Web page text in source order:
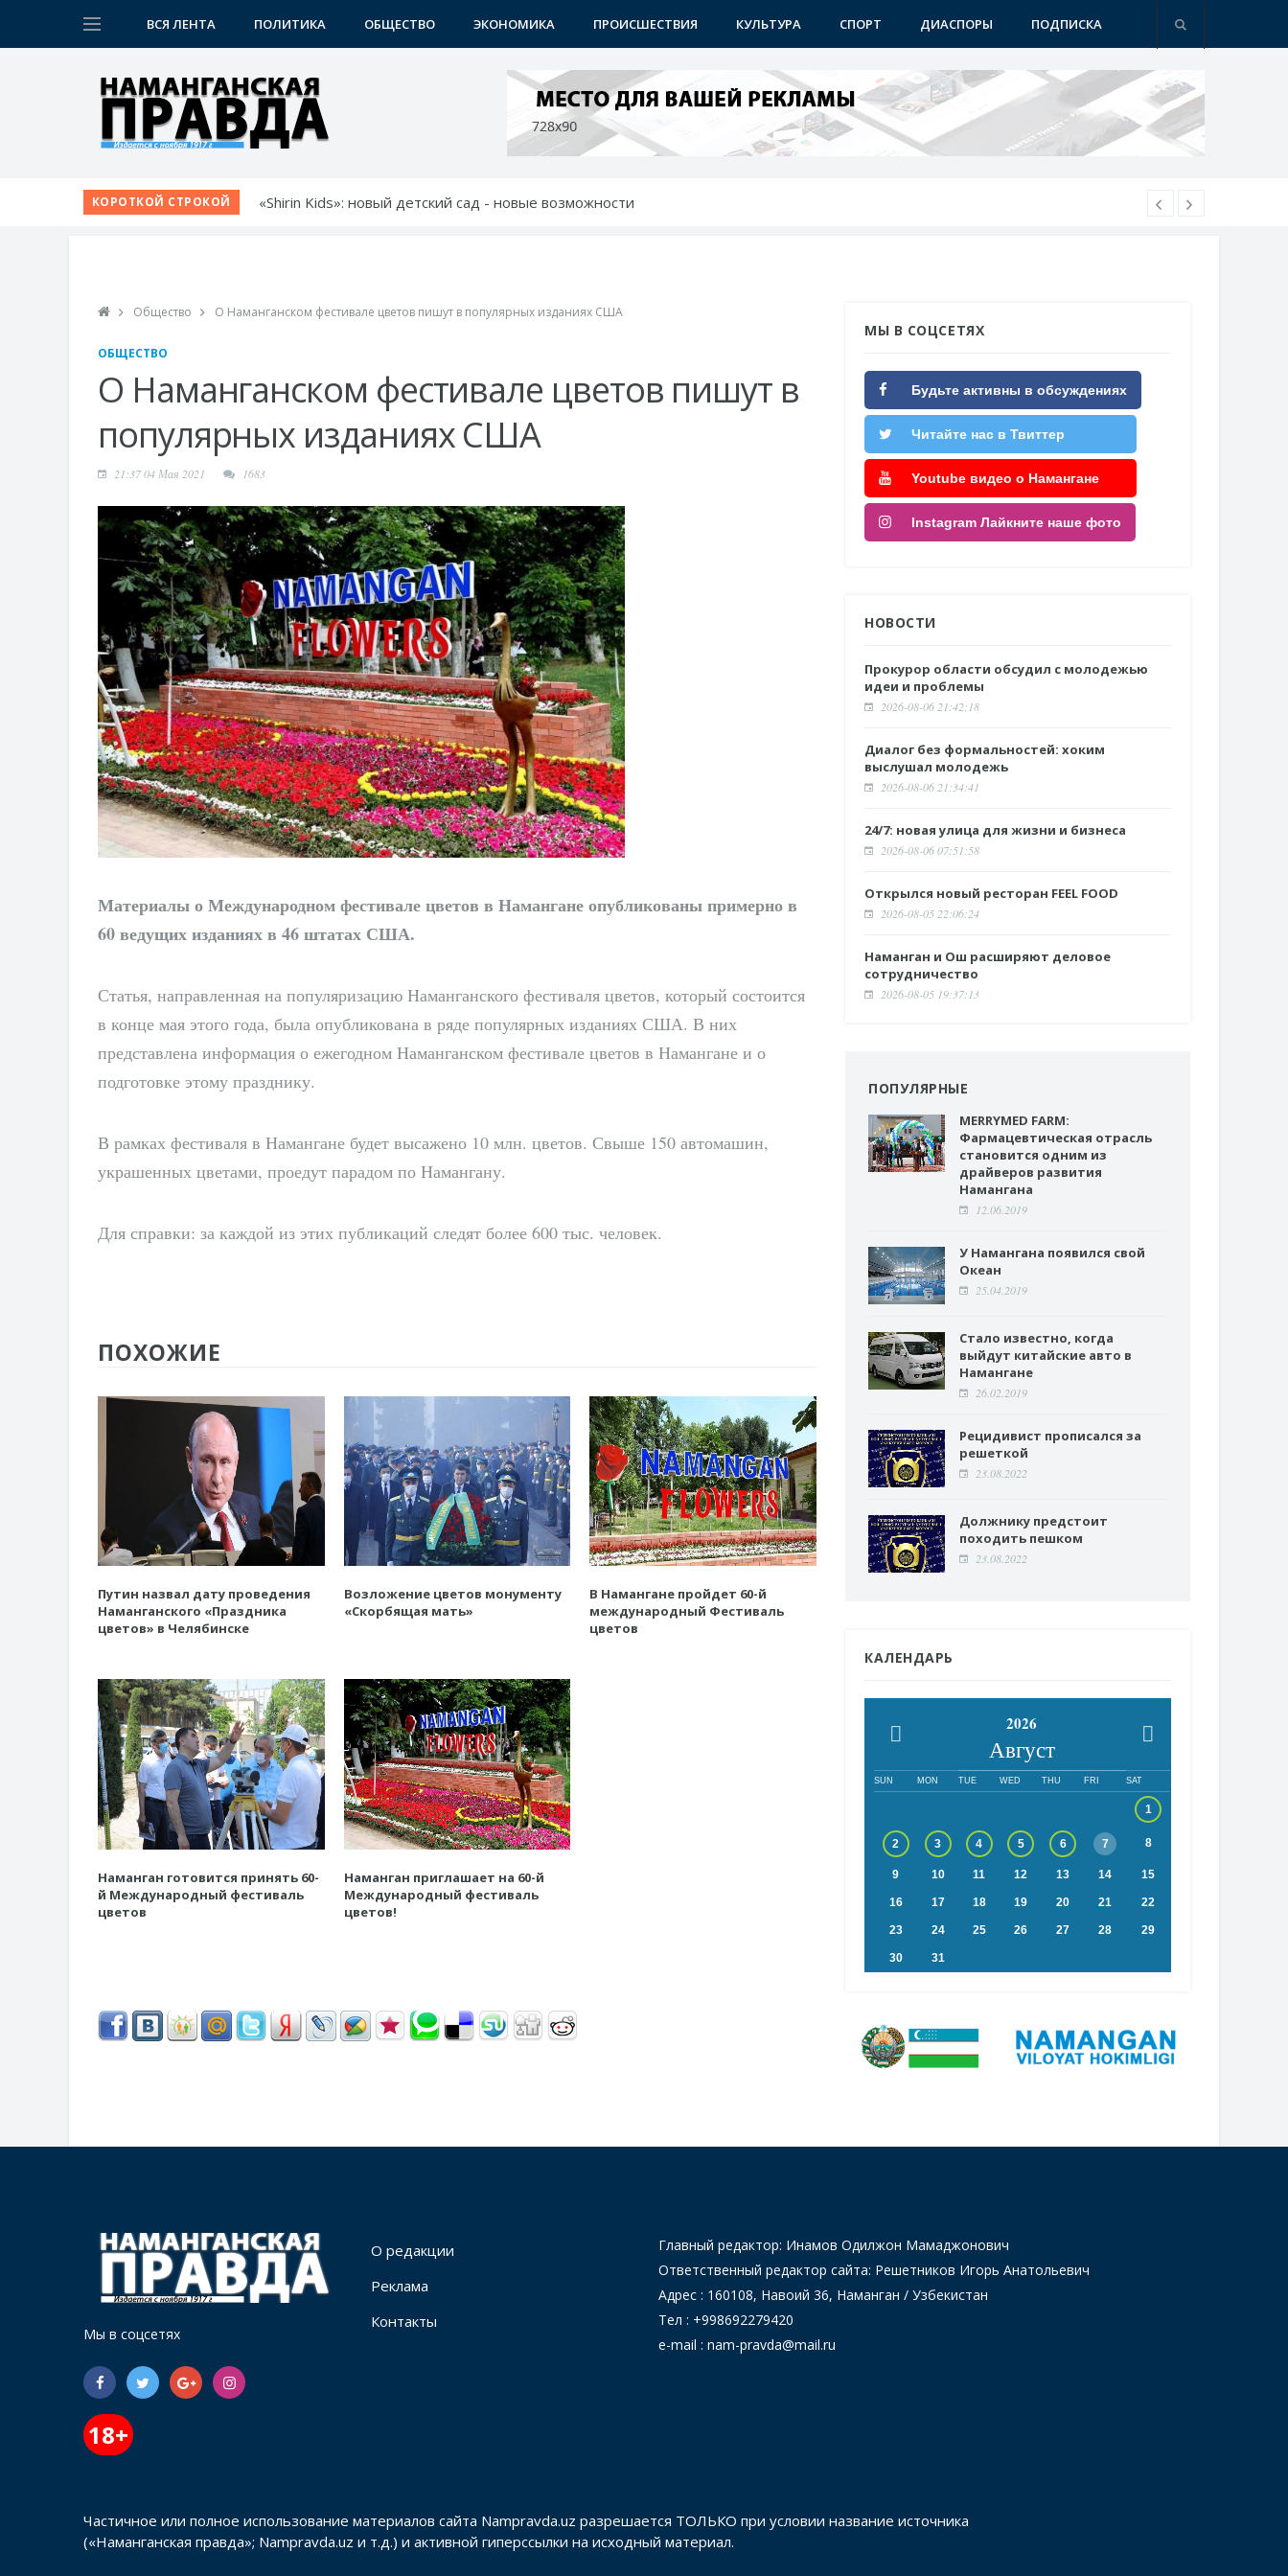
ВСЯ ЛЕНТА ПОЛИТИКА ОБЩЕСТВО ЭКОНОМИКА ПРОИСШЕСТВИЯ КУЛЬТУРА СПОРТ ДИАСПОРЫ ПОДПИСКА
КОРОТКОЙ СТРОКОЙ
«Shirin Kids»: новый детский сад - новые возможности
Диалог без формальностей: хоким выслушал молодежь
Общество О Наманганском фестивале цветов пишут в популярных изданиях США
ОБЩЕСТВО
О Наманганском фестивале цветов пишут в
популярных изданиях США
21:37 04 Мая 2021 1683
Материалы о Международном фестивале цветов в Намангане опубликованы примерно в
60 ведущих изданиях в 46 штатах США.
Статья, направленная на популяризацию Наманганского фестиваля цветов, который состоится
в конце мая этого года, была опубликована в ряде популярных изданиях США. В них
представлена ​​информация о ежегодном Наманганском фестивале цветов в Намангане и о
подготовке этому празднику.
В рамках фестиваля в Намангане будет высажено 10 млн. цветов. Свыше 150 автомашин,
украшенных цветами, проедут парадом по Намангану.
Для справки: за каждой из этих публикаций следят более 600 тыс. человек.
ПОХОЖИЕ
Путин назвал дату проведения
Наманганского «Праздника
цветов» в Челябинске
Возложение цветов монументу
«Скорбящая мать»
В Намангане пройдет 60-й
международный Фестиваль
цветов
Наманган готовится принять 60-
й Международный фестиваль
цветов
Наманган приглашает на 60-й
Международный фестиваль
цветов!
МЫ В СОЦСЕТЯХ
Будьте активны в обсуждениях
Читайте нас в Твиттер
Youtube видео о Намангане
Instagram Лайкните наше фото
НОВОСТИ
Прокурор области обсудил с молодежью
идеи и проблемы
2026-08-06 21:42:18
Диалог без формальностей: хоким
выслушал молодежь
2026-08-06 21:34:41
24/7: новая улица для жизни и бизнеса
2026-08-06 07:51:58
Открылся новый ресторан FEEL FOOD
2026-08-05 22:06:24
Наманган и Ош расширяют деловое
сотрудничество
2026-08-05 19:37:13
ПОПУЛЯРНЫЕ
MERRYMED FARM:
Фармацевтическая отрасль
становится одним из
драйверов развития
Намангана
12.06.2019
У Намангана появился свой
Океан
25.04.2019
Стало известно, когда
выйдут китайские авто в
Намангане
26.02.2019
Рецидивист прописался за
решеткой
23.08.2022
Должнику предстоит
походить пешком
23.08.2022
КАЛЕНДАРЬ
2026
Август
SUN MON TUE WED THU FRI SAT
1
2 3 4 5 6 7 8
9 10 11 12 13 14 15
16 17 18 19 20 21 22
23 24 25 26 27 28 29
30 31
Мы в соцсетях
О редакции
Реклама
Контакты
Главный редактор: Инамов Одилжон Мамаджонович
Ответственный редактор сайта: Решетников Игорь Анатольевич
Адрес : 160108, Навоий 36, Наманган / Узбекистан
Тел : +998692279420
e-mail : nam-pravda@mail.ru
18+
Частичное или полное использование материалов сайта Nampravda.uz разрешается ТОЛЬКО при условии название источника
(«Наманганская правда»; Nampravda.uz и т.д.) и активной гиперссылки на исходный материал.